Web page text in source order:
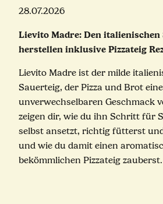
28.07.2026
Lievito Madre: Den italienischen
herstellen inklusive Pizzateig
Lievito Madre ist der milde
Sauerteig, der Pizza und Brot
unverwechselbaren Geschmack
zeigen dir, wie du ihn Schritt für
selbst ansetzt, richtig fütterst
und wie du damit einen
bekömmlichen Pizzateig zauberst.